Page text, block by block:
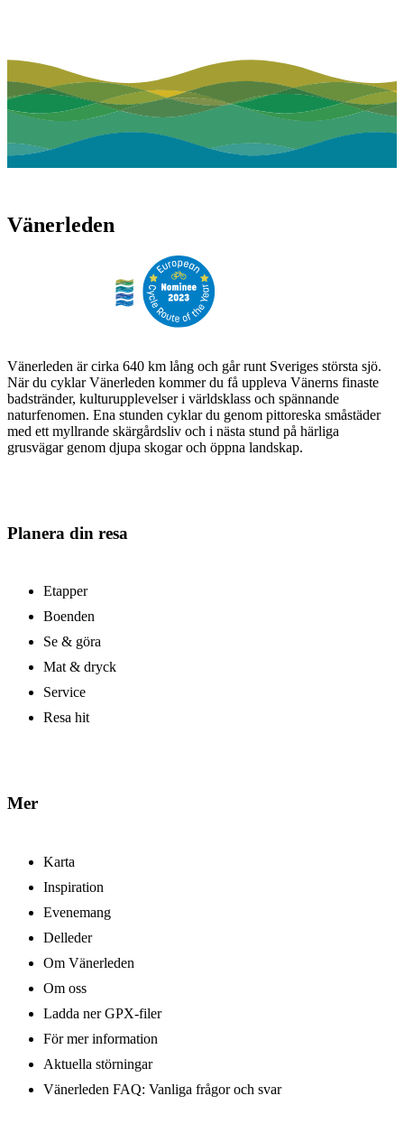
Vänerleden
Vänerleden är cirka 640 km lång och går runt Sveriges största sjö.
När du cyklar Vänerleden kommer du få uppleva Vänerns finaste
badstränder, kulturupplevelser i världsklass och spännande
naturfenomen. Ena stunden cyklar du genom pittoreska småstäder
med ett myllrande skärgårdsliv och i nästa stund på härliga
grusvägar genom djupa skogar och öppna landskap.
Planera din resa
Etapper
Boenden
Se & göra
Mat & dryck
Service
Resa hit
Mer
Karta
Inspiration
Evenemang
Delleder
Om Vänerleden
Om oss
Ladda ner GPX-filer
För mer information
Aktuella störningar
Vänerleden FAQ: Vanliga frågor och svar